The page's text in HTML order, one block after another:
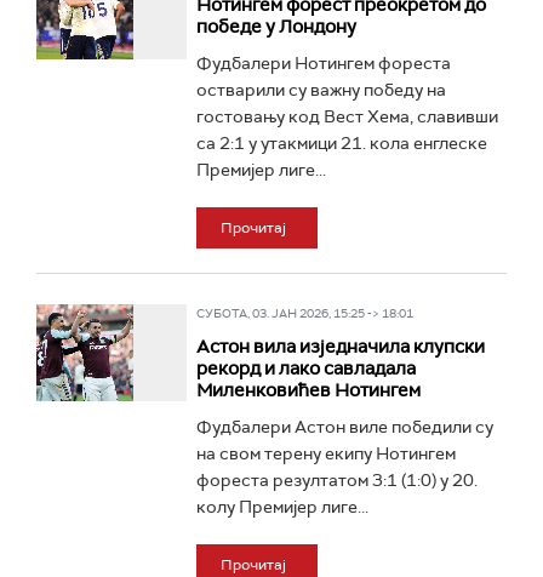
Нотингем форест преокретом до
победе у Лондону
Фудбалери Нотингем фореста
остварили су важну победу на
гостовању код Вест Хема, славивши
са 2:1 у утакмици 21. кола енглеске
Премијер лиге...
Прочитај
СУБОТА, 03. ЈАН 2026, 15:25 -> 18:01
Астон вила изједначила клупски
рекорд и лако савладала
Миленковићев Нотингем
Фудбалери Астон виле победили су
на свом терену екипу Нотингем
фореста резултатом 3:1 (1:0) у 20.
колу Премијер лиге...
Прочитај